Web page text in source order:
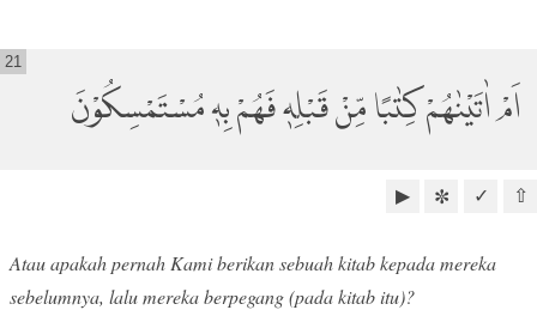
اَمْ اٰتَيْنٰهُمْ كِتٰبًا مِّنْ قَبْلِهٖ فَهُمْ بِهٖ مُسْتَمْسِكُوْنَ
21
⇧
✓
✼
▶
Atau apakah pernah Kami berikan sebuah kitab kepada mereka
sebelumnya, lalu mereka berpegang (pada kitab itu)?